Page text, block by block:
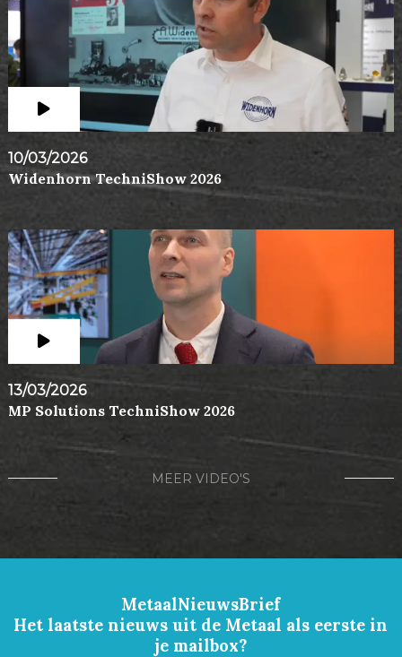
10/03/2026
Widenhorn TechniShow 2026
13/03/2026
MP Solutions TechniShow 2026
MEER VIDEO'S
MetaalNieuwsBrief
Het laatste nieuws uit de Metaal als eerste in
je mailbox?